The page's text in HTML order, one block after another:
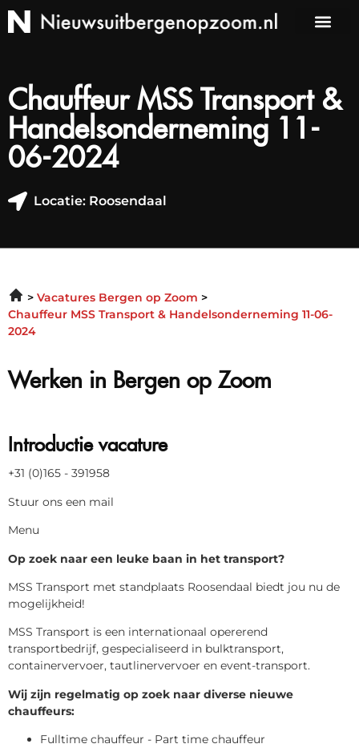
Chauffeur MSS Transport &
Handelsonderneming 11-
06-2024
Locatie: Roosendaal
Vacatures Bergen op Zoom
Chauffeur MSS Transport & Handelsonderneming 11-06-
2024
Werken in Bergen op Zoom
Introductie vacature
+31 (0)165 - 391958
Stuur ons een mail
Menu
Op zoek naar een leuke baan in het transport?
MSS Transport met standplaats Roosendaal biedt jou nu de
mogelijkheid!
MSS Transport is een internationaal opererend
transportbedrijf, gespecialiseerd in bulktransport,
containervervoer, tautlinervervoer en event-transport.
Wij zijn regelmatig op zoek naar diverse nieuwe
chauffeurs:
Fulltime chauffeur - Part time chauffeur